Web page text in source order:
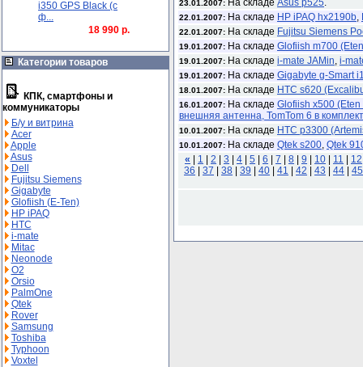
i350 GPS Black (с
ф...
18 990 р.
Категории товаров
КПК, смартфоны и
коммуникаторы
Б/у и витрина
Acer
Apple
Asus
Dell
Fujitsu Siemens
Gigabyte
Glofiish (E-Ten)
HP iPAQ
HTC
i-mate
Mitac
Neonode
O2
Orsio
PalmOne
Qtek
Rover
Samsung
Toshiba
Typhoon
Voxtel
23.01.2007: На складе Asus p525.
22.01.2007: На складе HP iPAQ hx2190b,
22.01.2007: На складе Fujitsu Siemens
19.01.2007: На складе Glofiish m700
19.01.2007: На складе i-mate JAMin, i-
19.01.2007: На складе Gigabyte g-Smart
18.01.2007: На складе HTC s620
16.01.2007: На складе Glofiish x500 (Eten
внешняя антенна, TomTom 6 в
10.01.2007: На складе HTC p3300
10.01.2007: На складе Qtek s200, Qtek
«
1 2 3 4 5 6 7 8 9 10 11 12
36
37 38 39 40 41 42 43 44 45